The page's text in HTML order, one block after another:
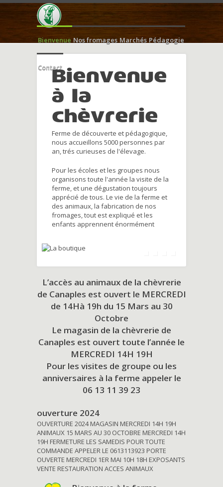
Bienvenue Nos fromages Marchés Pédagogie
ContactBienvenue
à la
chèvrerie
Ferme de découverte et pédagogique,
nous accueillons 5000 personnes par
an, trés curieuses de l'élevage.
Pour les écoles et les groupes nous
organisons toute l'année la visite de la
ferme, et une dégustation toujours
apprécié de tous. Le vie de la ferme et
des animaux, la fabrication de nos
fromages, tout est expliqué et les
enfants apprennent énormément
L’accès au animaux de la chèvrerie
de Canaples est ouvert le MERCREDI
de 14Hà 19h du 15 Mars au 30
Octobre
Le magasin de la chèvrerie de
Canaples est ouvert toute l’année le
MERCREDI 14H 19H
Pour les visites de groupe ou les
anniversaires à la ferme appeler le
06 13 11 39 23
ouverture 2024
OUVERTURE 2024 MAGASIN MERCREDI 14H 19H
ANIMAUX 15 MARS AU 30 OCTOBRE MERCREDI 14H
19H FERMETURE LES SAMEDIS POUR TOUTE
COMMANDE APPELER LE 0613113923 PORTE
OUVERTE MERCREDI 1ER MAI 10H 18H EXPOSANTS
VENTE RESTAURATION ACCES ANIMAUX